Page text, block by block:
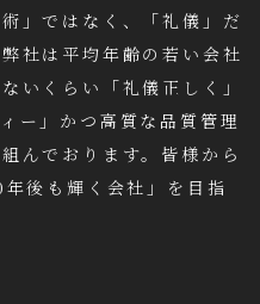
」ではなく、「礼儀」だ
社は平均年齢の若い会社
いくらい「礼儀正しく」
ー」かつ高質な品質管理
んでおります。皆様から
後も輝く会社」を目指